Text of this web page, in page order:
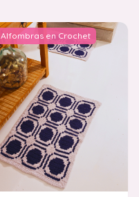
Alfombras en Crochet